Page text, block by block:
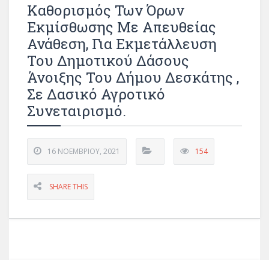
Καθορισμός Των Όρων
Εκμίσθωσης Με Απευθείας
Ανάθεση, Για Εκμετάλλευση
Του Δημοτικού Δάσους
Άνοιξης Του Δήμου Δεσκάτης ,
Σε Δασικό Αγροτικό
Συνεταιρισμό.
16 ΝΟΕΜΒΡΊΟΥ, 2021 154
SHARE THIS